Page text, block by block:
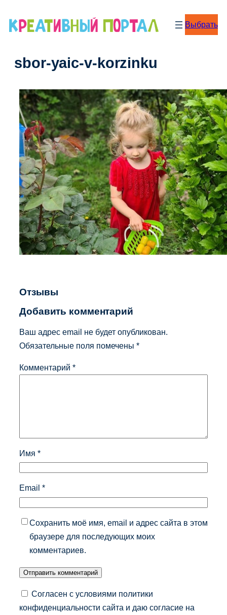
Выбрать
sbor-yaic-v-korzinku
Отзывы
Добавить комментарий
Ваш адрес email не будет опубликован.
Обязательные поля помечены *
Комментарий *
Имя *
Email *
Сохранить моё имя, email и адрес сайта в этом
браузере для последующих моих
комментариев.
Согласен с условиями политики
конфиденциальности сайта и даю согласие на